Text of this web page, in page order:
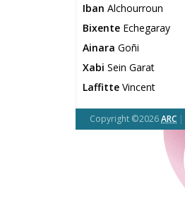
Iban Alchourroun
Bixente Echegaray
Ainara Goñi
Xabi Sein Garat
Laffitte Vincent
Copyright ©2026ARC |